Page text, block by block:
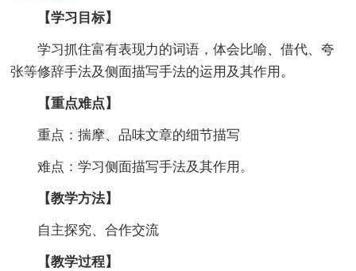
【学习目标】
学习抓住富有表现力的词语，体会比喻、借代、夸
张等修辞手法及侧面描写手法的运用及其作用。
【重点难点】
重点：揣摩、品味文章的细节描写
难点：学习侧面描写手法及其作用。
【教学方法】
自主探究、合作交流
【教学过程】